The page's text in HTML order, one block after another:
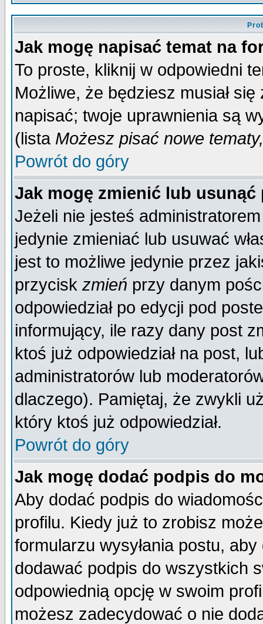
Jak mogę napisać temat na
To proste, kliknij w odpowiedni
Możliwe, że będziesz musiał
napisać; twoje uprawnienia są
(lista Możesz pisać nowe
Powrót do góry
Jak mogę zmienić lub usunąć
Jeżeli nie jesteś
jedynie zmieniać lub usuwać
jest to możliwe jedynie przez
przycisk zmień przy danym
odpowiedział po edycji pod
informujący, ile razy dany post
ktoś już odpowiedział na post,
administratorów lub
dlaczego). Pamiętaj, że zwykli
który ktoś już odpowiedział.
Powrót do góry
Jak mogę dodać podpis do
Aby dodać podpis do
profilu. Kiedy już to zrobisz
formularzu wysyłania postu,
dodawać podpis do wszystkich
odpowiednią opcję w swoim
możesz zadecydować o nie